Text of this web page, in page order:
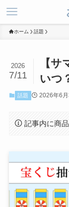
ホーム 話題
【
いつ
2026
7/11
話題 2026年6月
記事内に商